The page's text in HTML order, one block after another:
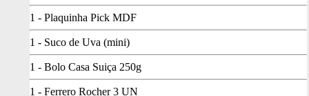
1 - Plaquinha Pick MDF
1 - Suco de Uva (mini)
1 - Bolo Casa Suiça 250g
1 - Ferrero Rocher 3 UN